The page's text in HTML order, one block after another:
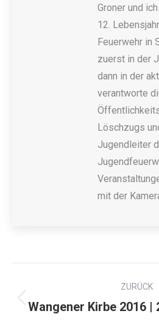
Groner und
12.
Feuerwehr in
zuerst in der
dann in der
verantworte
Löschzugs
Jugendleiter
mit der
ZURÜCK
Wangener Kirbe 2016 |